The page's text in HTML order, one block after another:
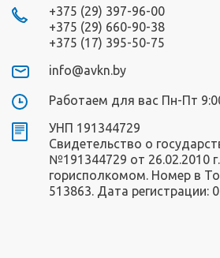
+375 (29) 397-96-00
+375 (29) 660-90-38
+375 (17) 395-50-75
info@avkn.by
Работаем для вас Пн-Пт
УНП 191344729
Свидетельство о
№191344729 от 26.02.2010
горисполкомом. Номер в
513863. Дата регистрации: